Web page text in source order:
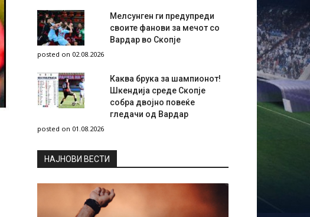
Мелсунген ги предупреди
своите фанови за мечот со
Вардар во Скопје
posted on 02.08.2026
Каква брука за шампионот!
Шкендија среде Скопје
собра двојно повеќе
гледачи од Вардар
posted on 01.08.2026
НAЈНОВИ ВЕСТИ